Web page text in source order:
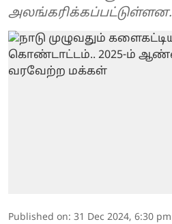
அலங்கரிக்கப்பட்டுள்ளன.
Published on: 31 Dec 2024, 6:30 pm